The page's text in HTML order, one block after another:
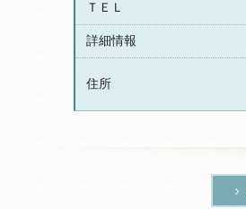
ＴＥＬ
詳細情報
住所